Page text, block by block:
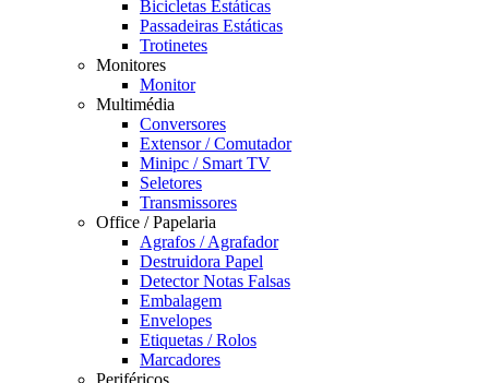
Bicicletas Estáticas
Passadeiras Estáticas
Trotinetes
Monitores
Monitor
Multimédia
Conversores
Extensor / Comutador
Minipc / Smart TV
Seletores
Transmissores
Office / Papelaria
Agrafos / Agrafador
Destruidora Papel
Detector Notas Falsas
Embalagem
Envelopes
Etiquetas / Rolos
Marcadores
Periféricos